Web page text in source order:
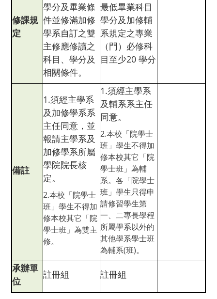
修課規
定
學分及畢業條
件並修滿加修
學系自訂之雙
主修應修讀之
科目、學分及
相關條件。
最低畢業科目
學分及加修輔
系規定之專業
（門）必修科
目至少20 學分
備註
1.須經主學系
及加修學系系
主任同意，並
報請主學系及
加修學系所屬
學院院長核
定。
2.本校「院學士
班」學生不得加
修本校其它「院
學士班」為雙主
修。
1.須經主學系
及輔系系主任
同意。
2.本校「院學士
班」學生不得加
修本校其它「院
學士班」為輔
系。各「院學士
班」學生只得申
請修習學生第
一、二專長學程
所屬學系以外的
其他學系學士班
為輔系(班)。
承辦單
位
註冊組 註冊組